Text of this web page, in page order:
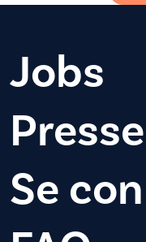
Jobs
Presse
Se